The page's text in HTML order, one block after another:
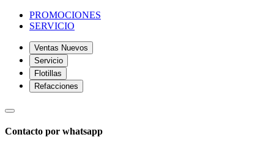
PROMOCIONES
SERVICIO
Ventas Nuevos
Servicio
Flotillas
Refacciones
Contacto por whatsapp